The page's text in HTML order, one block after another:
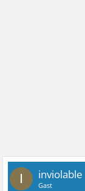
I inviolable
Gast